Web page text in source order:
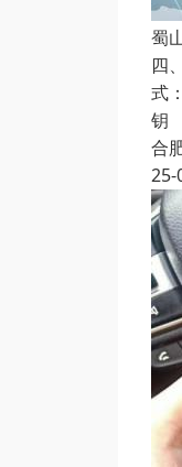
蜀
四
式
钥
合
25-